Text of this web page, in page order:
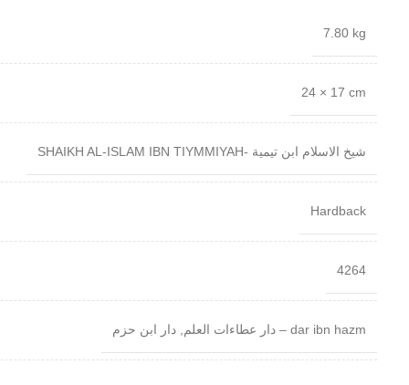
7.80 kg
24 × 17 cm
SHAIKH AL-ISLAM IBN TIYMMIYAH- شيخ الاسلام ابن تيمية
Hardback
4264
دار عطاءات العلم, دار ابن حزم – dar ibn hazm